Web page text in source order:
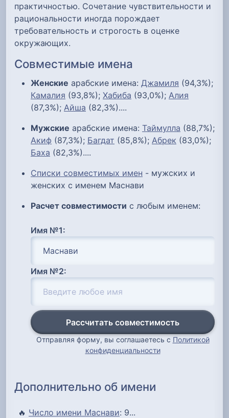
практичностью. Сочетание чувствительности и
рациональности иногда порождает
требовательность и строгость в оценке
окружающих.
Совместимые имена
Женские арабские имена: Джамиля (94,3%);
Камалия (93,8%); Хабиба (93,0%); Алия
(87,3%); Айша (82,3%)....
Мужские арабские имена: Таймулла (88,7%);
Акиф (87,3%); Багдат (85,8%); Абрек (83,0%);
Баха (82,3%)....
Списки совместимых имен - мужских и
женских с именем Маснави
Расчет совместимости с любым именем:
Имя №1:
Имя №2:
Рассчитать совместимость
Отправляя форму, вы соглашаетесь с Политикой
конфиденциальности
Дополнительно об имени
🔥 Число имени Маснави: 9...